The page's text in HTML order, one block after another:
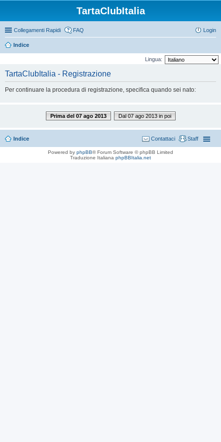
TartaClubItalia
Collegamenti Rapidi FAQ Login
Indice
Lingua:
TartaClubItalia - Registrazione
Per continuare la procedura di registrazione, specifica quando sei nato:
Prima del 07 ago 2013 Dal 07 ago 2013 in poi
Indice Staff
Contattaci
Powered by phpBB® Forum Software © phpBB Limited
Traduzione Italiana phpBBItalia.net